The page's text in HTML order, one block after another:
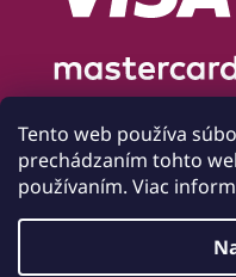
Tento web používa
prechádzaním tohto
používaním. Viac